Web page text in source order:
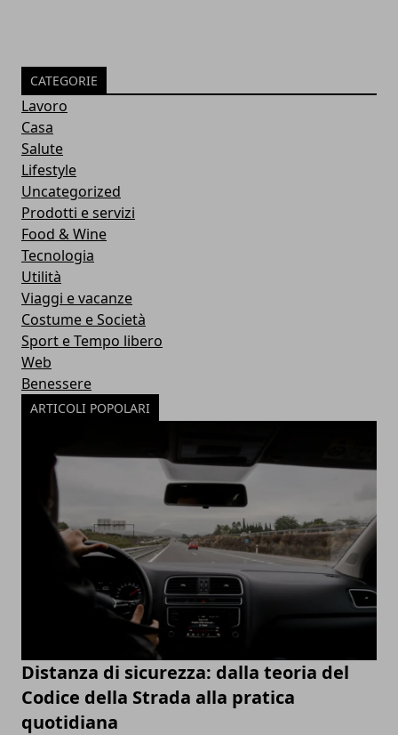
CATEGORIE
Lavoro
Casa
Salute
Lifestyle
Uncategorized
Prodotti e servizi
Food & Wine
Tecnologia
Utilità
Viaggi e vacanze
Costume e Società
Sport e Tempo libero
Web
Benessere
ARTICOLI POPOLARI
Distanza di sicurezza: dalla teoria del
Codice della Strada alla pratica
quotidiana